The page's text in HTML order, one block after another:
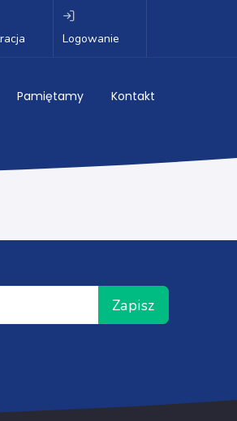
Logowanie
Pamiętamy Kontakt
Zapisz